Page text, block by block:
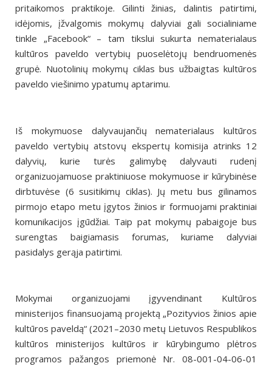
pritaikomos praktikoje. Gilinti žinias, dalintis patirtimi,
idėjomis, įžvalgomis mokymų dalyviai gali socialiniame
tinkle „Facebook“ – tam tikslui sukurta nematerialaus
kultūros paveldo vertybių puoselėtojų bendruomenės
grupė. Nuotolinių mokymų ciklas bus užbaigtas kultūros
paveldo viešinimo ypatumų aptarimu.
Iš mokymuose dalyvaujančių nematerialaus kultūros
paveldo vertybių atstovų ekspertų komisija atrinks 12
dalyvių, kurie turės galimybę dalyvauti rudenį
organizuojamuose praktiniuose mokymuose ir kūrybinėse
dirbtuvėse (6 susitikimų ciklas). Jų metu bus gilinamos
pirmojo etapo metu įgytos žinios ir formuojami praktiniai
komunikacijos įgūdžiai. Taip pat mokymų pabaigoje bus
surengtas baigiamasis forumas, kuriame dalyviai
pasidalys gerąja patirtimi.
Mokymai organizuojami įgyvendinant Kultūros
ministerijos finansuojamą projektą „Pozityvios žinios apie
kultūros paveldą“ (2021–2030 metų Lietuvos Respublikos
kultūros ministerijos kultūros ir kūrybingumo plėtros
programos pažangos priemonė Nr. 08-001-04-06-01